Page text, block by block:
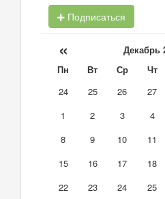
Подписаться
« Декабрь
Пн Вт Ср Чт
24
25 26 27
1
2 3 4
8
9 10 11
15
16 17 18
22
23 24 25